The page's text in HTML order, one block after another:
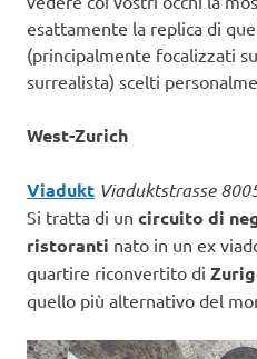
esattamente la replica di
(principalmente focalizzati
surrealista) scelti
West-Zurich
Viadukt Viaduktstrasse
Si tratta di un circuito di
ristoranti nato in un ex
quartire riconvertito di
quello più alternativo del